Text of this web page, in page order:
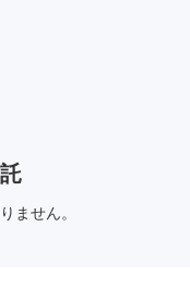
ません。